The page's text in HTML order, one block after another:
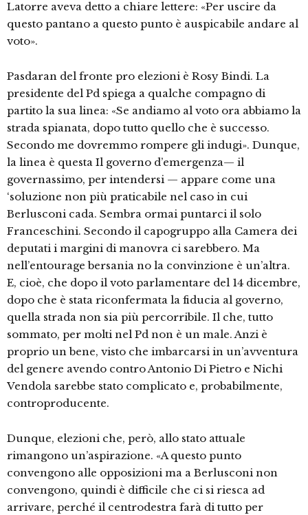
Latorre aveva detto a chiare lettere: «Per uscire da
questo pantano a questo punto è auspicabile andare al
voto».
Pasdaran del fronte pro elezioni è Rosy Bindi. La
presidente del Pd spiega a qualche compagno di
partito la sua linea: «Se andiamo al voto ora abbiamo la
strada spianata, dopo tutto quello che è successo.
Secondo me dovremmo rompere gli indugi». Dunque,
la linea è questa Il governo d’emergenza— il
governassimo, per intendersi — appare come una
‘soluzione non più praticabile nel caso in cui
Berlusconi cada. Sembra ormai puntarci il solo
Franceschini. Secondo il capogruppo alla Camera dei
deputati i margini di manovra ci sarebbero. Ma
nell’entourage bersania no la convinzione è un’altra.
E, cioè, che dopo il voto parlamentare del 14 dicembre,
dopo che è stata riconfermata la fiducia al governo,
quella strada non sia più percorribile. Il che, tutto
sommato, per molti nel Pd non è un male. Anzi è
proprio un bene, visto che imbarcarsi in un’avventura
del genere avendo contro Antonio Di Pietro e Nichi
Vendola sarebbe stato complicato e, probabilmente,
controproducente.
Dunque, elezioni che, però, allo stato attuale
rimangono un’aspirazione. «A questo punto
convengono alle opposizioni ma a Berlusconi non
convengono, quindi è difficile che ci si riesca ad
arrivare, perché il centrodestra farà di tutto per